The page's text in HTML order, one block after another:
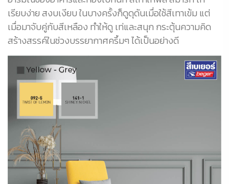
เรียบง่าย สงบเงียบ ในบางครั้งก็ดูดุดันเมื่อใช้สีเทาเข้ม แต่
เมื่อมาจับคู่กับสีเหลือง ทำให้ดู เท่และสนุก กระตุ้นความคิด
สร้างสรรค์ในช่วงบรรยากาศครึ้มๆ ได้เป็นอย่างดี